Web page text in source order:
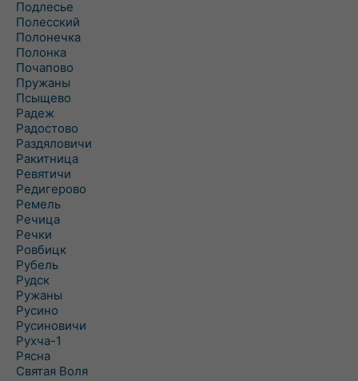
Подлесье
Полесский
Полонечка
Полонка
Почапово
Пружаны
Псыщево
Радеж
Радостово
Раздяловичи
Ракитница
Ревятичи
Редигерово
Ремель
Речица
Речки
Ровбицк
Рубель
Рудск
Ружаны
Русино
Русиновичи
Рухча-1
Рясна
Святая Воля